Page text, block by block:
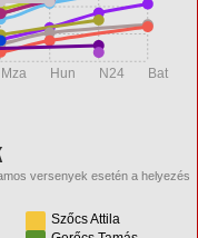
Mza Hun N24 Bat
versenyek esetén a helyezés
Szőcs Attila